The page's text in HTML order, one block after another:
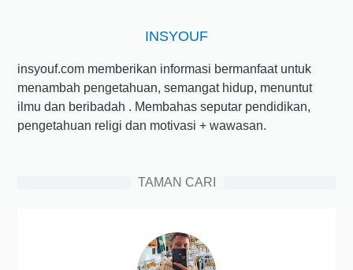
INSYOUF
insyouf.com memberikan informasi bermanfaat untuk
menambah pengetahuan, semangat hidup, menuntut
ilmu dan beribadah . Membahas seputar pendidikan,
pengetahuan religi dan motivasi + wawasan.
TAMAN CARI